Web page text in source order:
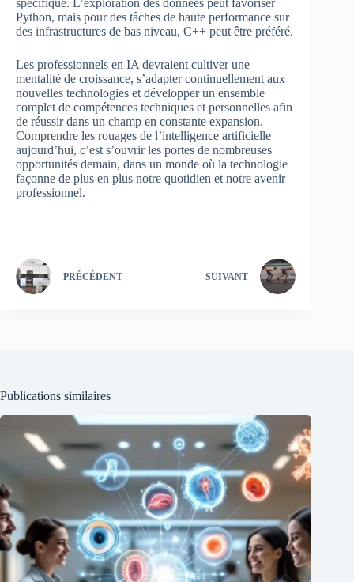
Python, mais pour des tâches de haute performance sur
des infrastructures de bas niveau, C++ peut être préféré.
Les professionnels en IA devraient cultiver une
mentalité de croissance, s’adapter continuellement aux
nouvelles technologies et développer un ensemble
complet de compétences techniques et personnelles afin
de réussir dans un champ en constante expansion.
Comprendre les rouages de l’intelligence artificielle
aujourd’hui, c’est s’ouvrir les portes de nombreuses
opportunités demain, dans un monde où la technologie
façonne de plus en plus notre quotidien et notre avenir
professionnel.
PRÉCÉDENT SUIVANT
Publications similaires